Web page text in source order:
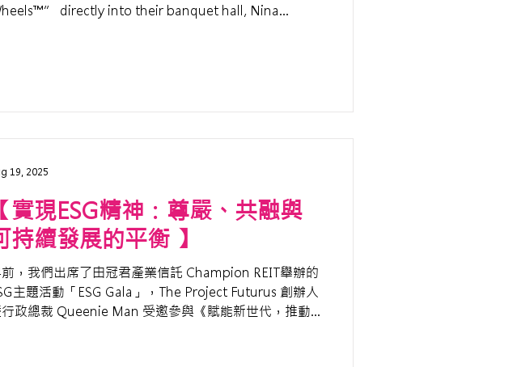
directly into their banquet hall, Nina
【實現ESG精神：尊嚴、共融與
持續發展的平衡 】
，我們出席了由冠君產業信託 Champion REIT舉辦的
主題活動「ESG Gala」，The Project Futurus 創辦人
政總裁 Queenie Man 受邀參與《賦能新世代，推動
19, 2025